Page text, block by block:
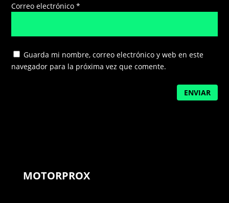
Correo electrónico*
Guarda mi nombre, correo electrónico y web en este
navegador para la próxima vez que comente.
ENVIAR
MOTORPROX